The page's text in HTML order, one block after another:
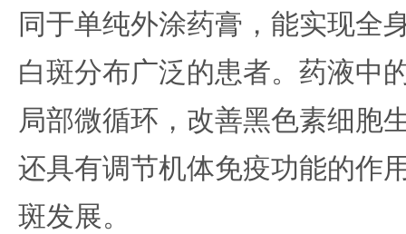
同于单纯外涂药膏，能实现全
白斑分布广泛的患者。药液中
局部微循环，改善黑色素细胞
还具有调节机体免疫功能的作
斑发展。